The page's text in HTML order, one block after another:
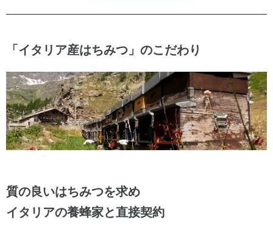
「イタリア産はちみつ」のこだわり
質の良いはちみつを求め
イタリアの養蜂家と直接契約